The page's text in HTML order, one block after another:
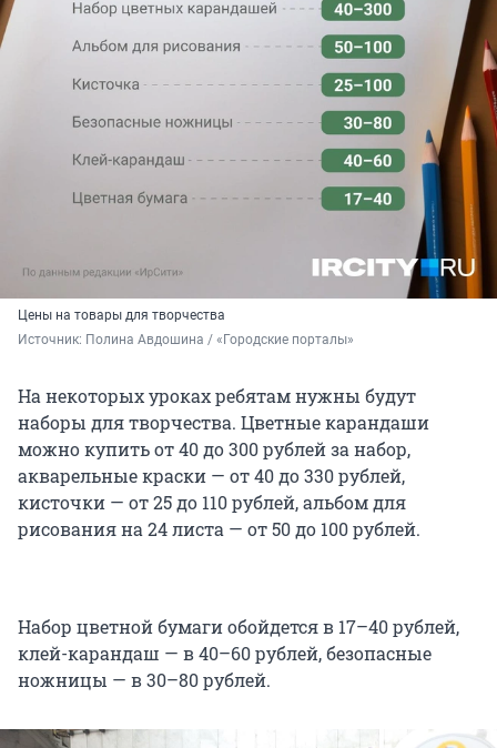
Цены на товары для творчества
Источник: Полина Авдошина / «Городские порталы»
На некоторых уроках ребятам нужны будут
наборы для творчества. Цветные карандаши
можно купить от 40 до 300 рублей за набор,
акварельные краски — от 40 до 330 рублей,
кисточки — от 25 до 110 рублей, альбом для
рисования на 24 листа — от 50 до 100 рублей.
Набор цветной бумаги обойдется в 17–40 рублей,
клей-карандаш — в 40–60 рублей, безопасные
ножницы — в 30–80 рублей.